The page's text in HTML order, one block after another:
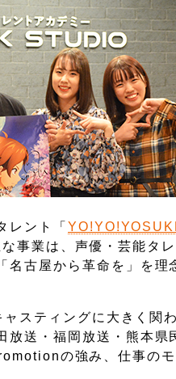
レント「
事業は、声優・芸能タ
古屋から革命を」を
スティングに大きく関
送・福岡放送・熊本県
の強み、仕事の